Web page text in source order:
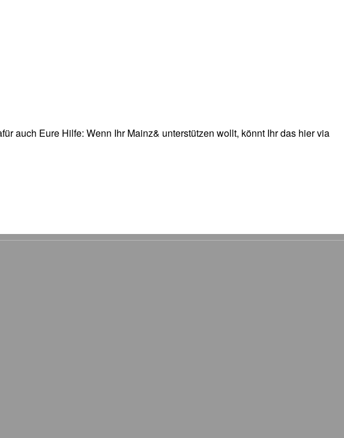
auch Eure Hilfe: Wenn Ihr Mainz& unterstützen wollt, könnt Ihr das hier via